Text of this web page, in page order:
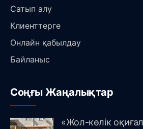
Сатып алу
Клиенттерге
Онлайн қабылдау
Байланыс
Соңғы Жаңалықтар
«Жол-көлік